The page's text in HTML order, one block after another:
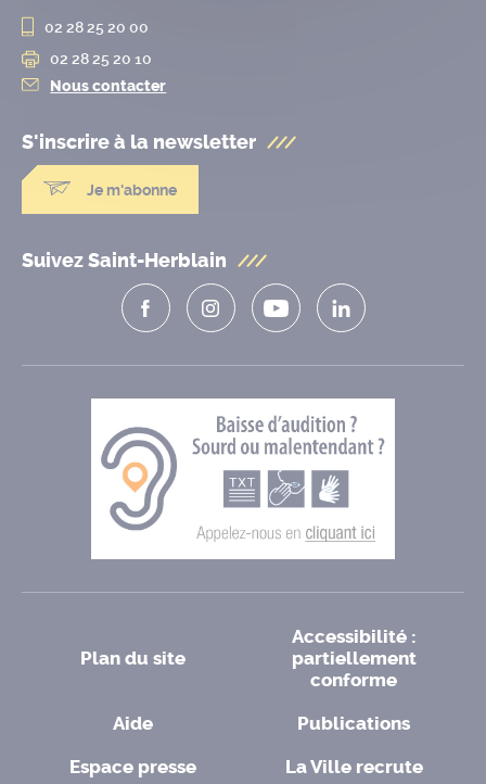
02 28 25 20 00
02 28 25 20 10
Nous contacter
S'inscrire à la newsletter
Je m'abonne
Suivez Saint-Herblain
Plan du site
Accessibilité :
partiellement
conforme
Aide
Publications
Espace presse
La Ville recrute